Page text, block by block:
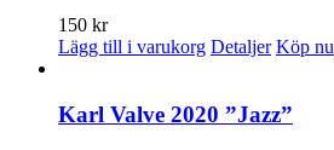
150 kr
Lägg till i varukorg Detaljer Köp nu
Karl Valve 2020 ”Jazz”